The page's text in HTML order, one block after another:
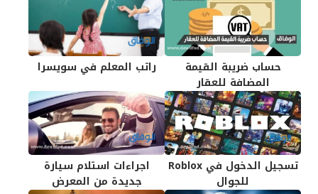
حساب ضريبة القيمة
المضافة للعقار
راتب المعلم في سويسرا
تسجيل الدخول في Roblox
للجوال
اجراءات استلام سيارة
جديدة من المعرض